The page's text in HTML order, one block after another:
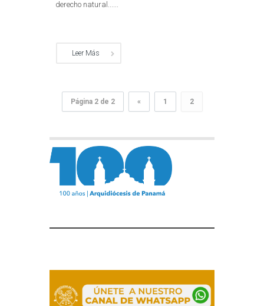
derecho natural......
Leer Más
Página 2 de 2 « 1 2